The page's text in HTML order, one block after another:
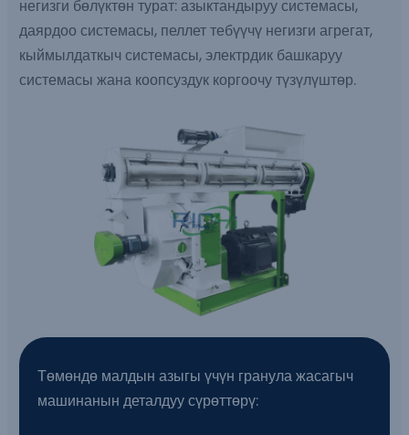
негизги бөлүктөн турат: азыктандыруу системасы,
даярдоо системасы, пеллет тебүүчү негизги агрегат,
кыймылдаткыч системасы, электрдик башкаруу
системасы жана коопсуздук коргоочу түзүлүштөр.
Төмөндө малдын азыгы үчүн гранула жасагыч
машинанын деталдуу сүрөттөрү: